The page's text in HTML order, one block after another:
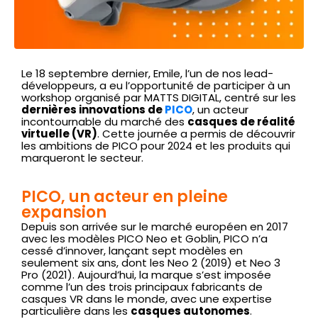
Le 18 septembre dernier, Emile, l’un de nos lead-
développeurs, a eu l’opportunité de participer à un
workshop organisé par MATTS DIGITAL, centré sur les
dernières innovations dePICO, un acteur
incontournable du marché des casques de réalité
virtuelle (VR). Cette journée a permis de découvrir
les ambitions de PICO pour 2024 et les produits qui
marqueront le secteur.
PICO, un acteur en pleine
expansion
Depuis son arrivée sur le marché européen en 2017
avec les modèles PICO Neo et Goblin, PICO n’a
cessé d’innover, lançant sept modèles en
seulement six ans, dont les Neo 2 (2019) et Neo 3
Pro (2021). Aujourd’hui, la marque s’est imposée
comme l’un des trois principaux fabricants de
casques VR dans le monde, avec une expertise
particulière dans les casques autonomes.